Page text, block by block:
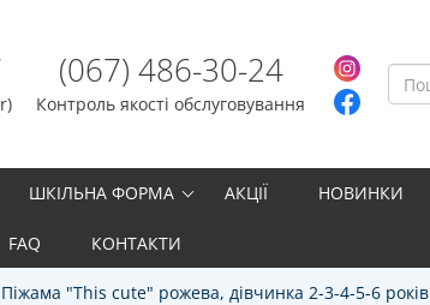
(067) 486-30-24
Контроль якості обслуговування
ШКІЛЬНА ФОРМА АКЦІЇ НОВИНКИ
FAQ КОНТАКТИ
Піжама "Тhis cute" рожева, дівчинка 2-3-4-5-6 років